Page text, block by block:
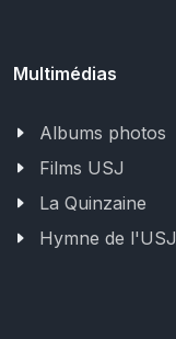
Multimédias
Albums photos
Films USJ
La Quinzaine
Hymne de l'USJ